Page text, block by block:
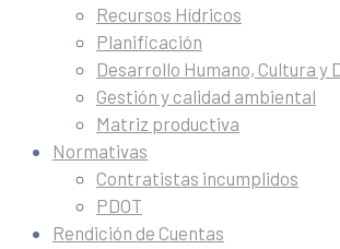
Recursos Hídricos
Planificación
Desarrollo Humano, Cultura y
Gestión y calidad ambiental
Matriz productiva
Normativas
Contratistas incumplidos
PDOT
Rendición de Cuentas